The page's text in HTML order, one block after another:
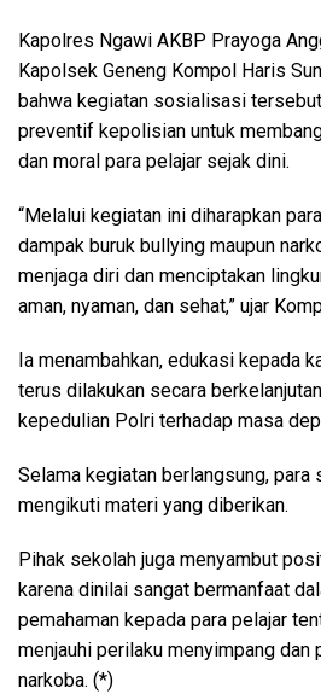
Kapolres Ngawi AKBP Prayoga
Kapolsek Geneng Kompol Haris
bahwa kegiatan sosialisasi
preventif kepolisian untuk
dan moral para pelajar sejak dini.
“Melalui kegiatan ini diharapkan
dampak buruk bullying maupun
menjaga diri dan menciptakan
aman, nyaman, dan sehat,” ujar
Ia menambahkan, edukasi kepada
terus dilakukan secara
kepedulian Polri terhadap masa
Selama kegiatan berlangsung,
mengikuti materi yang diberikan.
Pihak sekolah juga menyambut
karena dinilai sangat bermanfaat
pemahaman kepada para pelajar
menjauhi perilaku menyimpang dan
narkoba. (*)